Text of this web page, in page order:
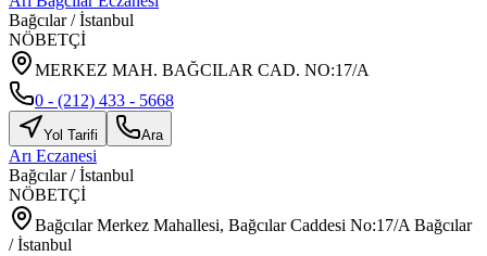
Bağcılar/İstanbul
NÖBETÇİ
MERKEZ MAH. BAĞCILAR CAD. NO:17/A
0 - (212) 433 - 5668
Yol Tarifi Ara
Arı Eczanesi
Bağcılar/İstanbul
NÖBETÇİ
Bağcılar Merkez Mahallesi, Bağcılar Caddesi No:17/A Bağcılar
/ İstanbul